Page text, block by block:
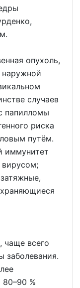
опухоль,
наружной
случаев
папилломы
риска
путём.
иммунитет
вирусом;
чаще всего
заболевания.
%